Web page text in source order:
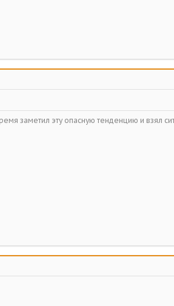
заметил эту опасную тенденцию и взял